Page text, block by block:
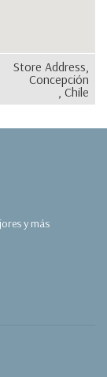
Store Address,
Concepción
, Chile
y más